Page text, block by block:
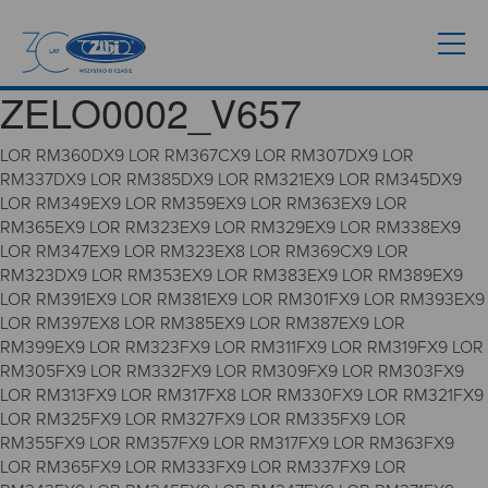
ZELO0002_V657
LOR RM360DX9 LOR RM367CX9 LOR RM307DX9 LOR
RM337DX9 LOR RM385DX9 LOR RM321EX9 LOR RM345DX9
LOR RM349EX9 LOR RM359EX9 LOR RM363EX9 LOR
RM365EX9 LOR RM323EX9 LOR RM329EX9 LOR RM338EX9
LOR RM347EX9 LOR RM323EX8 LOR RM369CX9 LOR
RM323DX9 LOR RM353EX9 LOR RM383EX9 LOR RM389EX9
LOR RM391EX9 LOR RM381EX9 LOR RM301FX9 LOR RM393EX9
LOR RM397EX8 LOR RM385EX9 LOR RM387EX9 LOR
RM399EX9 LOR RM323FX9 LOR RM311FX9 LOR RM319FX9 LOR
RM305FX9 LOR RM332FX9 LOR RM309FX9 LOR RM303FX9
LOR RM313FX9 LOR RM317FX8 LOR RM330FX9 LOR RM321FX9
LOR RM325FX9 LOR RM327FX9 LOR RM335FX9 LOR
RM355FX9 LOR RM357FX9 LOR RM317FX9 LOR RM363FX9
LOR RM365FX9 LOR RM333FX9 LOR RM337FX9 LOR